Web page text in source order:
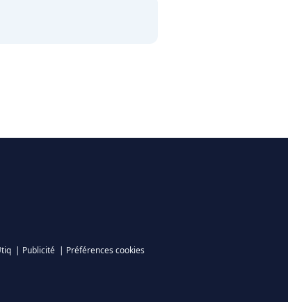
| Publicité | Préférences cookies